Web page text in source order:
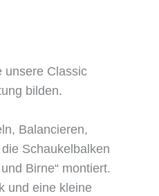
unsere Classic
bilden.
Balancieren,
Schaukelbalken
Birne“ montiert.
und eine kleine